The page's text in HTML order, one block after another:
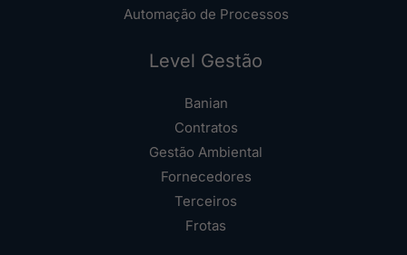
Automação de Processos
Level Gestão
Banian
Contratos
Gestão Ambiental
Fornecedores
Terceiros
Frotas